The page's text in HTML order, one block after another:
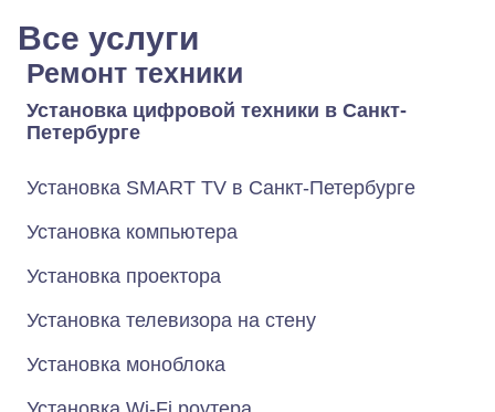
Все услуги
Ремонт техники
Установка цифровой техники в Санкт-
Петербурге
Установка SMART TV в Санкт-Петербурге
Установка компьютера
Установка проектора
Установка телевизора на стену
Установка моноблока